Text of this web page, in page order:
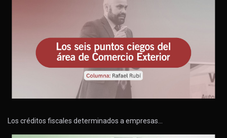
Los créditos fiscales determinados a empresas…